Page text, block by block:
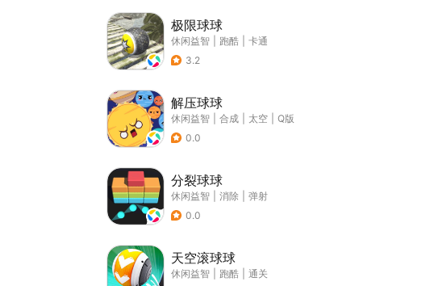
极限球球
休闲益智 跑酷
卡通
3.2
解压球球
休闲益智 合成 太空
Q版
0.0
分裂球球
休闲益智 消除
弹射
0.0
天空滚球球
休闲益智 跑酷
通关